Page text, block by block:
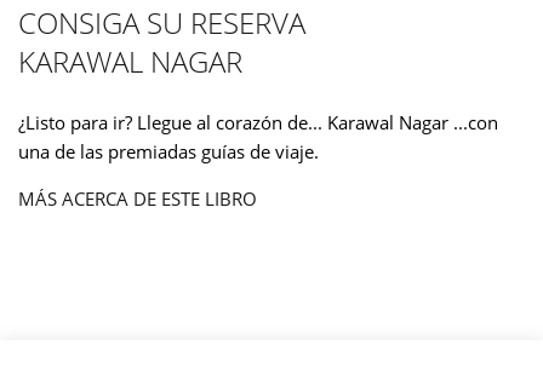
CONSIGA SU RESERVA
KARAWAL NAGAR
¿Listo para ir? Llegue al corazón de... Karawal Nagar ...con
una de las premiadas guías de viaje.
MÁS ACERCA DE ESTE LIBRO